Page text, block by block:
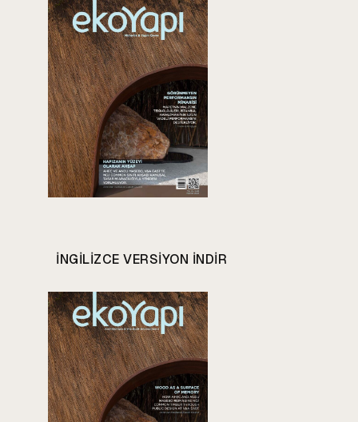
INGILIZCE VERSIYON INDIR